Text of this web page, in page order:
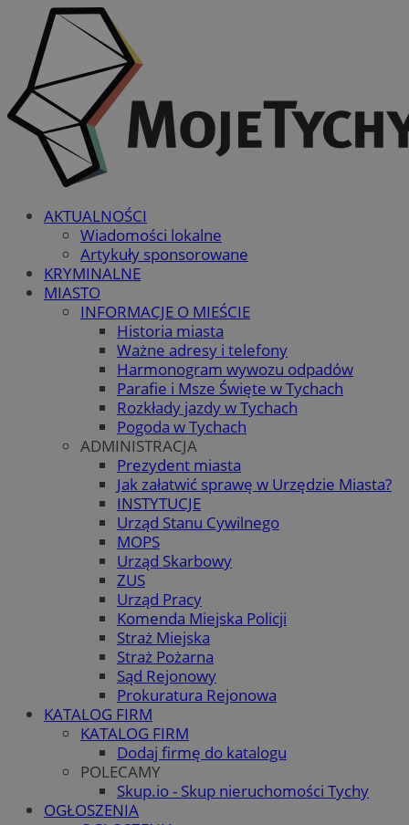
AKTUALNOŚCI
Wiadomości lokalne
Artykuły sponsorowane
KRYMINALNE
MIASTO
INFORMACJE O MIEŚCIE
Historia miasta
Ważne adresy i telefony
Harmonogram wywozu odpadów
Parafie i Msze Święte w Tychach
Rozkłady jazdy w Tychach
Pogoda w Tychach
ADMINISTRACJA
Prezydent miasta
Jak załatwić sprawę w Urzędzie Miasta?
INSTYTUCJE
Urząd Stanu Cywilnego
MOPS
Urząd Skarbowy
ZUS
Urząd Pracy
Komenda Miejska Policji
Straż Miejska
Straż Pożarna
Sąd Rejonowy
Prokuratura Rejonowa
KATALOG FIRM
KATALOG FIRM
Dodaj firmę do katalogu
POLECAMY
Skup.io - Skup nieruchomości Tychy
OGŁOSZENIA